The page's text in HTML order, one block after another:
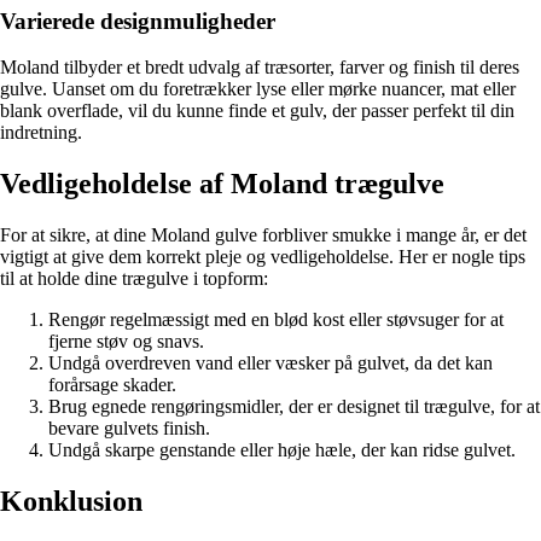
Varierede designmuligheder
Moland tilbyder et bredt udvalg af træsorter, farver og finish til deres
gulve. Uanset om du foretrækker lyse eller mørke nuancer, mat eller
blank overflade, vil du kunne finde et gulv, der passer perfekt til din
indretning.
Vedligeholdelse af Moland trægulve
For at sikre, at dine Moland gulve forbliver smukke i mange år, er det
vigtigt at give dem korrekt pleje og vedligeholdelse. Her er nogle tips
til at holde dine trægulve i topform:
Rengør regelmæssigt med en blød kost eller støvsuger for at
fjerne støv og snavs.
Undgå overdreven vand eller væsker på gulvet, da det kan
forårsage skader.
Brug egnede rengøringsmidler, der er designet til trægulve, for at
bevare gulvets finish.
Undgå skarpe genstande eller høje hæle, der kan ridse gulvet.
Konklusion